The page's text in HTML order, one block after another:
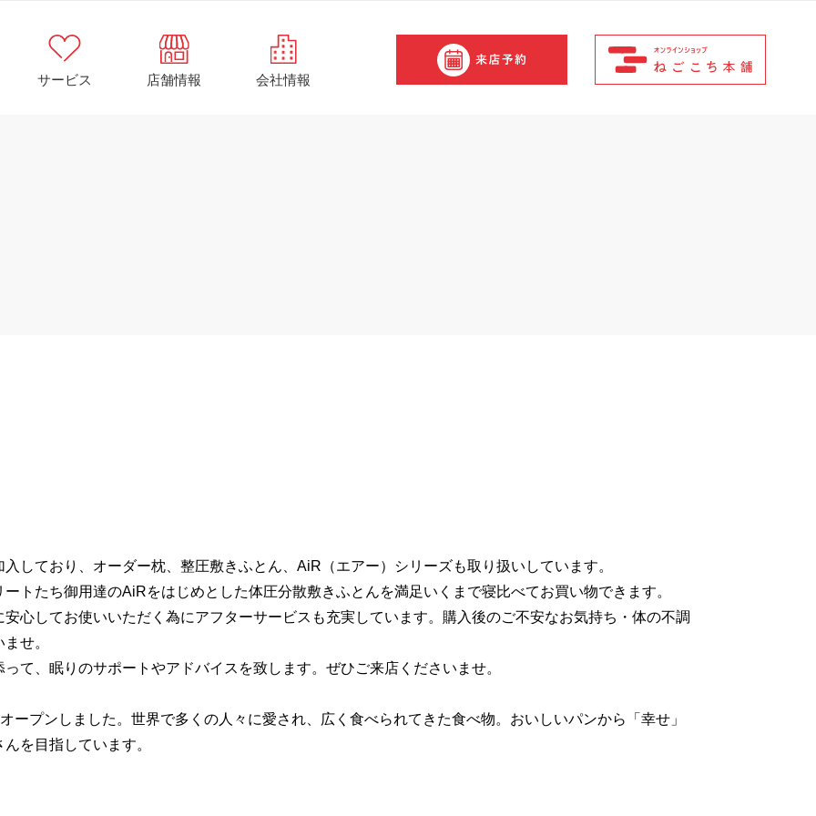
サービス 店舗情報 会社情報
しており、オーダー枕、整圧敷きふとん、AiR（エアー）シリーズも取り扱いしています。
トたち御用達のAiRをはじめとした体圧分散敷きふとんを満足いくまで寝比べてお買い物できます。
心してお使いいただく為にアフターサービスも充実しています。購入後のご不安なお気持ち・体の不調
せ。
て、眠りのサポートやアドバイスを致します。ぜひご来店くださいませ。
ープンしました。世界で多くの人々に愛され、広く食べられてきた食べ物。おいしいパンから「幸せ」
を目指しています。